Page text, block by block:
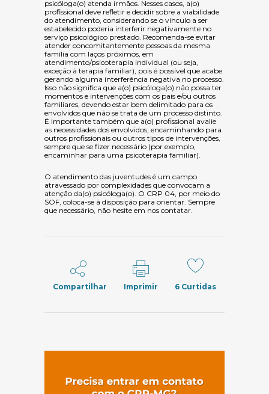
psicóloga(o) atenda irmãos. Nesses casos, a(o)
profissional deve refletir e decidir sobre a viabilidade
do atendimento, considerando se o vínculo a ser
estabelecido poderia interferir negativamente no
serviço psicológico prestado. Recomenda-se evitar
atender concomitantemente pessoas da mesma
família com laços próximos, em
atendimento/psicoterapia individual (ou seja,
exceção à terapia familiar), pois é possível que acabe
gerando alguma interferência negativa no processo.
Isso não significa que a(o) psicóloga(o) não possa ter
momentos e intervenções com os pais e/ou outros
familiares, devendo estar bem delimitado para os
envolvidos que não se trata de um processo distinto.
É importante também que a(o) profissional avalie
as necessidades dos envolvidos, encaminhando para
outros profissionais ou outros tipos de intervenções,
sempre que se fizer necessário (por exemplo,
encaminhar para uma psicoterapia familiar).
O atendimento das juventudes é um campo
atravessado por complexidades que convocam a
atenção da(o) psicóloga(o). O CRP 04, por meio do
SOF, coloca-se à disposição para orientar. Sempre
que necessário, não hesite em nos contatar.
Compartilhar Imprimir 6 Curtidas